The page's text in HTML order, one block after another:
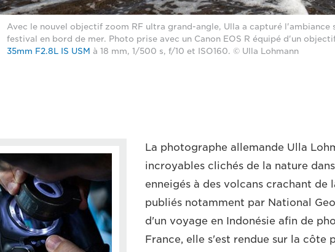
Avec le nouvel objectif zoom RF ultra grand-angle, Ulla a capturé l'ambiance
festival en bord de mer. Photo prise avec un Canon EOS R équipé d'un
35mm F2.8L IS USM à 18 mm, 1/500 s, f/10 et ISO160. © Ulla Lohmann
La photographe allemande Ulla
incroyables clichés de la nature
enneigés à des volcans crachant de
publiés notamment par National
d'un voyage en Indonésie afin de
France, elle s'est rendue sur la côte